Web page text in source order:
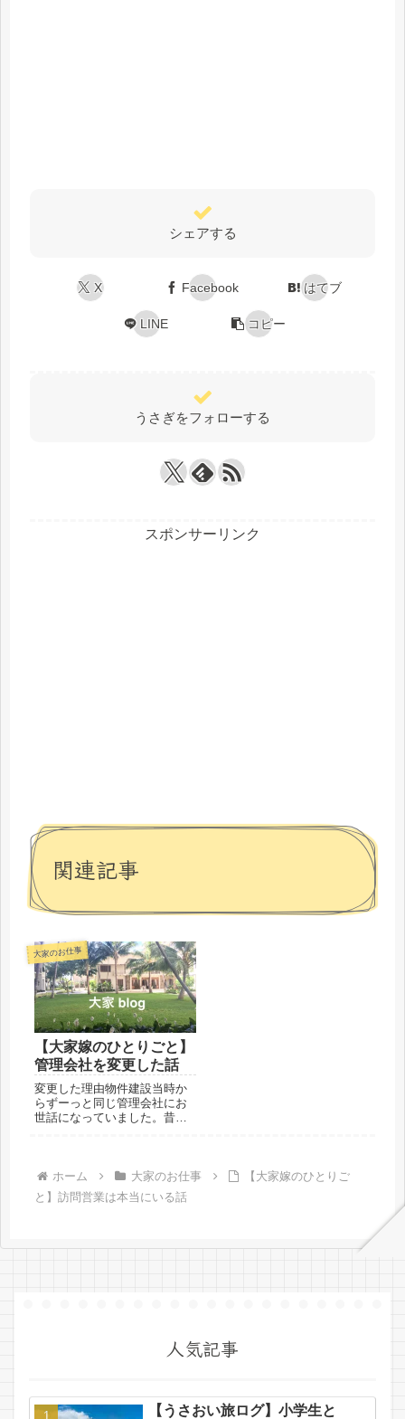
シェアする
X Facebook はてブ
LINE コピー
うさぎをフォローする
スポンサーリンク
関連記事
大家のお仕事
【大家嫁のひとりごと】
管理会社を変更した話
変更した理由物件建設当時か
らずーっと同じ管理会社にお
世話になっていました。昔か
主義というか入居者と揉めた
くないという視点が強い上、
入居者に対してええかっこし
ホーム 大家のお仕事
【大家嫁のひとりご
と】訪問営業は本当にいる話
人気記事
【うさおい旅ログ】小学生と